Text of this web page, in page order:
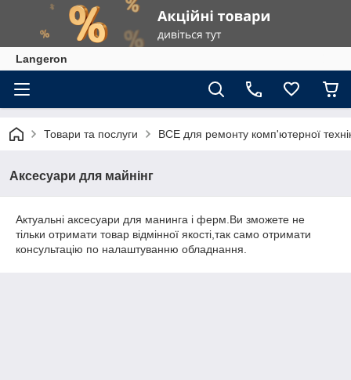
Langeron
Товари та послуги ВСЕ для ремонту комп'ютерної
Аксесуари для майнінг
Актуальні аксесуари для манинга і ферм.Ви зможете не
тільки отримати товар відмінної якості,так само отримати
консультацію по налаштуванню обладнання.